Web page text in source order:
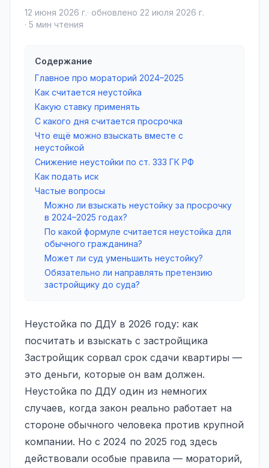
12 июня 2026 г.· обновлено 22 июля 2026 г.
· 5 мин чтения
Содержание
Главное про мораторий 2024–2025
Как считается неустойка
Какую ставку применять
С какого дня считается просрочка
Что ещё можно взыскать вместе с
неустойкой
Снижение неустойки по ст. 333 ГК РФ
Как подать иск
Частые вопросы
Можно ли взыскать неустойку за просрочку
в 2024–2025 годах?
По какой формуле считается неустойка для
обычного гражданина?
Может ли суд уменьшить неустойку?
Обязательно ли направлять претензию
застройщику до суда?
Неустойка по ДДУ в 2026 году: как
посчитать и взыскать с застройщика
Застройщик сорвал срок сдачи квартиры —
это деньги, которые он вам должен.
Неустойка по ДДУ один из немногих
случаев, когда закон реально работает на
стороне обычного человека против крупной
компании. Но с 2024 по 2025 год здесь
действовали особые правила — мораторий,